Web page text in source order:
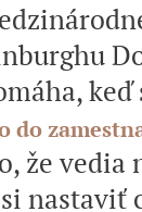
keď
do
že vedia
nastaviť